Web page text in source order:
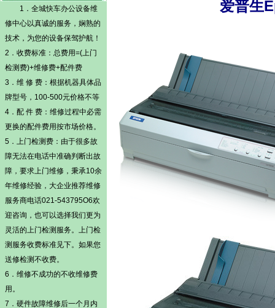
1．全城快车办公设备维
修中心以真诚的服务，娴熟的
技术，为您的设备保驾护航！
2．收费标准：总费用=(上门
检测费)+维修费+配件费
3．维 修 费：根据机器具体品
牌型号，100-500元价格不等
4．配 件 费：维修过程中必需
更换的配件费用按市场价格。
5． 上门检测费 ：由于很多故
障无法在电话中准确判断出故
障，要求上门维修，秉承10余
年维修经验，大企业推荐维修
服务商电话021-543795O6欢
迎咨询，也可以选择我们更为
灵活的上门检测 服务。 上门检
测 服务收费标准见下。如果您
送修检测不收费。
6．维修不成功的不收维修费
用。
7．硬件故障维修后一个月内
爱普生